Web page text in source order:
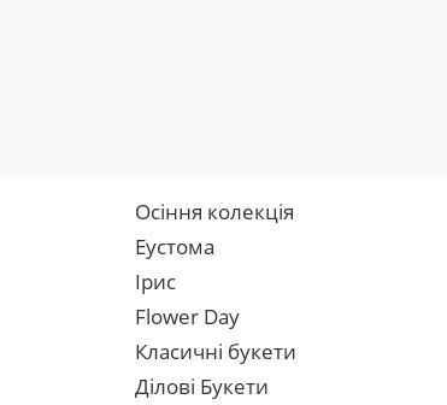
Осіння колекція
Еустома
Ірис
Flower Day
Класичні букети
Ділові Букети